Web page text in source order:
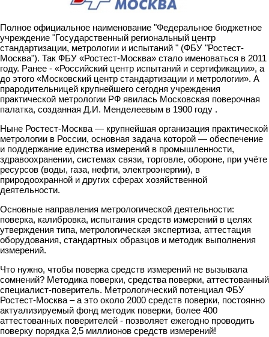
Полное официальное наименование "Федеральное бюджетное
учреждение "Государственный региональный центр
стандартизации, метрологии и испытаний " (ФБУ "Ростест-
Москва"). Так ФБУ «Ростест-Москва» стало именоваться в 2011
году. Ранее - «Российский центр испытаний и сертификации», а
до этого «Московский центр стандартизации и метрологии». А
прародительницей крупнейшего сегодня учреждения
практической метрологии РФ явилась Московская поверочная
палатка, созданная Д.И. Менделеевым в 1900 году .
Ныне Ростест-Москва — крупнейшая организация практической
метрологии в России, основная задача которой — обеспечение
и поддержание единства измерений в промышленности,
здравоохранении, системах связи, торговле, обороне, при учёте
ресурсов (воды, газа, нефти, электроэнергии), в
природоохранной и других сферах хозяйственной
деятельности.
Основные направления метрологической деятельности:
поверка, калибровка, испытания средств измерений в целях
утверждения типа, метрологическая экспертиза, аттестация
оборудования, стандартных образцов и методик выполнения
измерений.
Что нужно, чтобы поверка средств измерений не вызывала
сомнений? Методика поверки, cредства поверки, аттестованный
специалист-поверитель. Метрологический потенциал ФБУ
Ростест-Москва – а это около 2000 средств поверки, постоянно
актуализируемый фонд методик поверки, более 400
аттестованных поверителей - позволяет ежегодно проводить
поверку порядка 2,5 миллионов средств измерений!